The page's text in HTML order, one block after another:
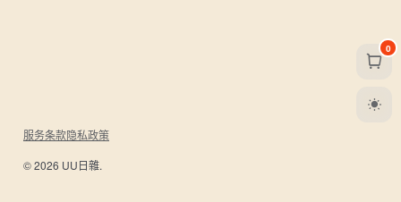
服务条款隐私政策
© 2026 UU日雜.
0